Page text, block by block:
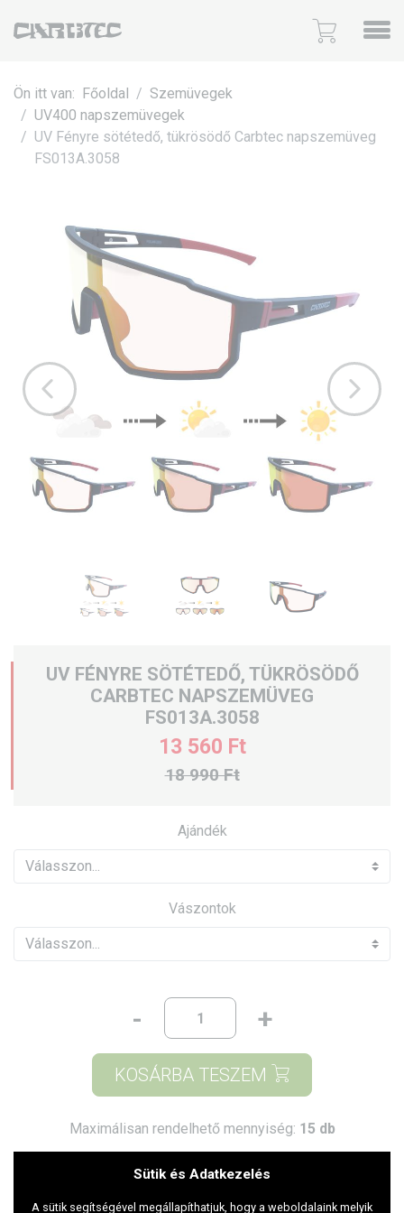
Ön itt van: Főoldal
Szemüvegek
UV400 napszemüvegek
UV Fényre sötétedő, tükrösödő Carbtec napszemüveg
FS013A.3058
UV FÉNYRE SÖTÉTEDŐ, TÜKRÖSÖDŐ
CARBTEC NAPSZEMÜVEG
FS013A.3058
18 990 Ft
13 560 Ft
Ajándék
Vászontok
- +
KOSÁRBA TESZEM
Maximálisan rendelhető mennyiség: 15 db
Szár száma: 3058
Sütik és Adatkezelés
A sütik segítségével megállapíthatjuk, hogy a weboldalaink melyik